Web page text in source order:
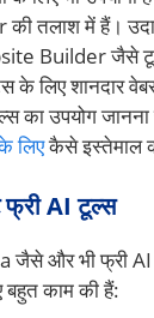
तलाश में हैं।
Builder जैसे
के लिए शानदार
का उपयोग जानना
लिएकैसे इस्तेमाल
AI टूल्स
और भी फ्री AI
काम की हैं: